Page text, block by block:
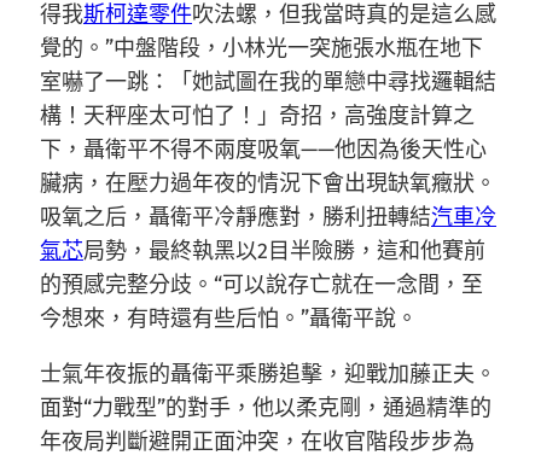
得我斯柯達零件吹法螺，但我當時真的是這么感
覺的。”中盤階段，小林光一突施張水瓶在地下
室嚇了一跳：「她試圖在我的單戀中尋找邏輯結
構！天秤座太可怕了！」奇招，高強度計算之
下，聶衛平不得不兩度吸氧——他因為後天性心
臟病，在壓力過年夜的情況下會出現缺氧癥狀。
吸氧之后，聶衛平冷靜應對，勝利扭轉結汽車冷
氣芯局勢，最終執黑以2目半險勝，這和他賽前
的預感完整分歧。“可以說存亡就在一念間，至
今想來，有時還有些后怕。”聶衛平說。
士氣年夜振的聶衛平乘勝追擊，迎戰加藤正夫。
面對“力戰型”的對手，他以柔克剛，通過精準的
年夜局判斷避開正面沖突，在收官階段步步為